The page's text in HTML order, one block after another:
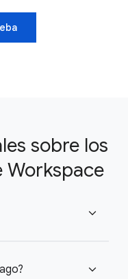
sobre los
Workspace
expand_more
expand_more